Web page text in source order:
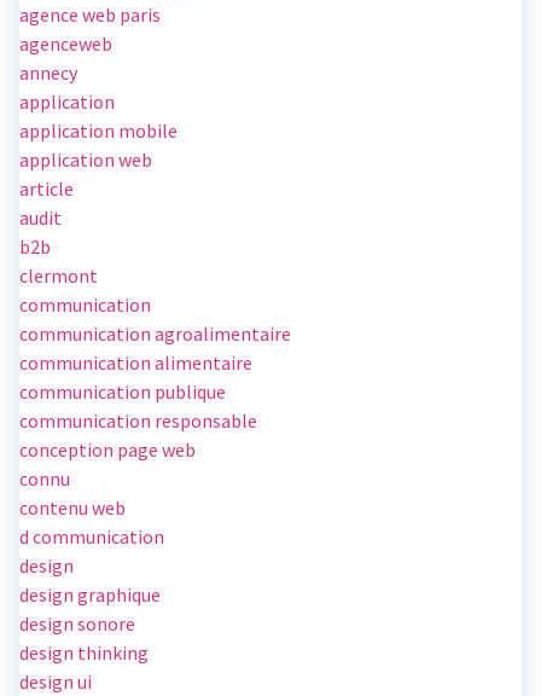
agence web paris
agenceweb
annecy
application
application mobile
application web
article
audit
b2b
clermont
communication
communication agroalimentaire
communication alimentaire
communication publique
communication responsable
conception page web
connu
contenu web
d communication
design
design graphique
design sonore
design thinking
design ui